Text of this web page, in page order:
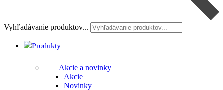
Vyhľadávanie produktov...
Produkty
Akcie a novinky
Akcie
Novinky